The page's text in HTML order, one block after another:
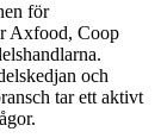
för
Axfood, Coop
och
tar ett aktivt